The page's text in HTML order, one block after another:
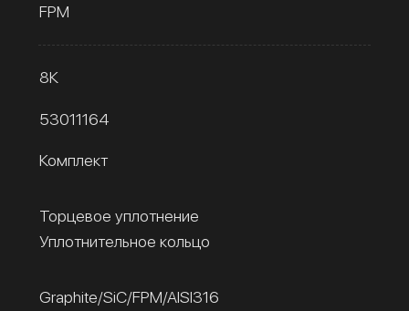
FPM
8К
53011164
Комплект
Торцевое уплотнение
Уплотнительное кольцо
Graphite/SiC/FPM/AISI316